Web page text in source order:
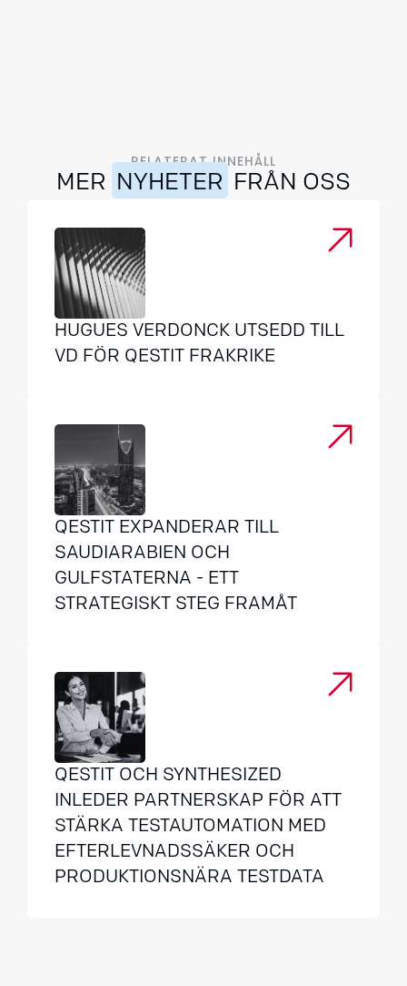
RELATERAT INNEHÅLL
MER NYHETER FRÅN OSS
HUGUES VERDONCK UTSEDD TILL
VD FÖR QESTIT FRAKRIKE
QESTIT EXPANDERAR TILL
SAUDIARABIEN OCH
GULFSTATERNA - ETT
STRATEGISKT STEG FRAMÅT
QESTIT OCH SYNTHESIZED
INLEDER PARTNERSKAP FÖR ATT
STÄRKA TESTAUTOMATION MED
EFTERLEVNADSSÄKER OCH
PRODUKTIONSNÄRA TESTDATA